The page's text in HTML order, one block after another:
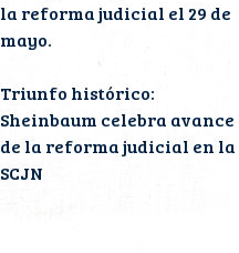
la reforma judicial el 29 de
mayo.
Triunfo histórico:
Sheinbaum celebra avance
de la reforma judicial en la
SCJN